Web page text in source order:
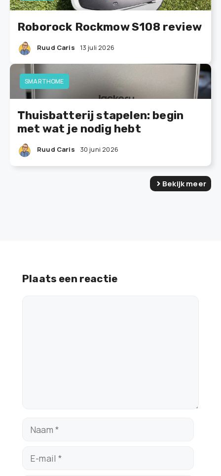
Roborock Rockmow S108 review
Ruud Caris 13 juli 2026
SMARTHOME
Thuisbatterij stapelen: begin
met wat je nodig hebt
Ruud Caris 30 juni 2026
Bekijk meer
Plaats een reactie
mail